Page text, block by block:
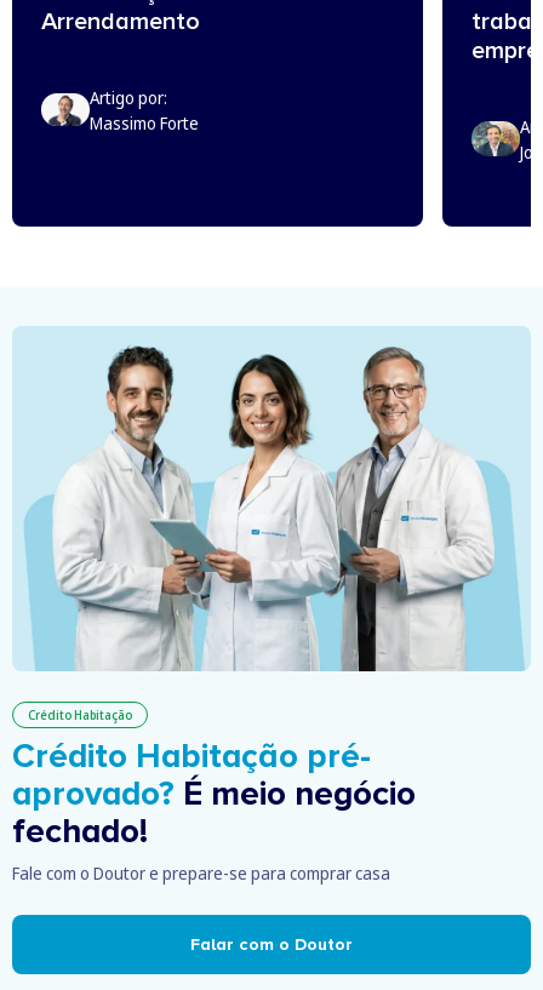
Arrendamento
Artigo por:
Massimo Forte
Crédito Habitação
Crédito Habitação pré-
aprovado? É meio negócio
fechado!
Fale com o Doutor e prepare-se para comprar casa
Falar com o Doutor